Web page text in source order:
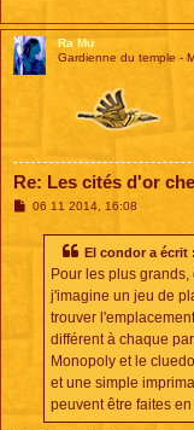
Ra Mu
Gardienne du temple -
Re: Les cités d'or
M06 11 2014, 16:08
El condor a écrit :
Pour les plus
j'imagine un jeu de
trouver
différent à chaque
Monopoly et le
et une simple
peuvent être faites